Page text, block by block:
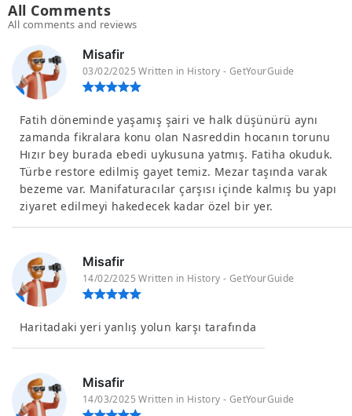
All Comments
All comments and reviews
Misafir
03/02/2025 Written in History - GetYourGuide
Fatih döneminde yaşamış şairi ve halk düşünürü aynı
zamanda fikralara konu olan Nasreddin hocanın torunu
Hızır bey burada ebedi uykusuna yatmış. Fatiha okuduk.
Türbe restore edilmiş gayet temiz. Mezar taşında varak
bezeme var. Manifaturacılar çarşısı içinde kalmış bu yapı
ziyaret edilmeyi hakedecek kadar özel bir yer.
Misafir
14/02/2025 Written in History - GetYourGuide
Haritadaki yeri yanlış yolun karşı tarafında
Misafir
14/03/2025 Written in History - GetYourGuide